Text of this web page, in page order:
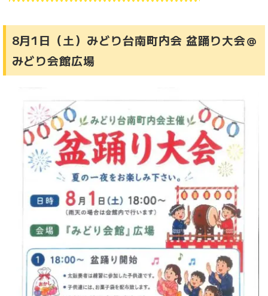
8月1日（土）みどり台南町内会 盆踊り大会＠
みどり会館広場